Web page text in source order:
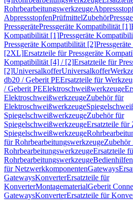
Rohrbearbeitungswerkzeuge
AbpressstopfenPrüfmittelZubehör
PressgerätePressgeräte Kompatibilität [1]
Kompatibilität [1]Pressgeräte
Pressgeräte Kompatibilität [2]
[2XL]Ersatzteile für Pressgeräte
Kompatibilität [4] / [2]Ersatzteile für
[2]UniversalkofferUniversalkoffer
db20 / Geberit PEErsatzteile für
/ Geberit PEElektroschweißwerkzeuge
ElektroschweißwerkzeugeZubehör für
Elektroschweißwerkzeuge
SpiegelschweißwerkzeugeZubehör für
SpiegelschweißwerkzeugeErsatzteile für
Spiegelschweißwerkzeuge
für RohrbearbeitungswerkzeugeZubehör
RohrbearbeitungswerkzeugeErsatzteile
RohrbearbeitungswerkzeugeBedienhilfen
für NetzwerkkomponentenGateways
GatewaysKonverterErsatzteile für
KonverterMontagematerialGeberit
GatewaysKonverterErsatzteile für